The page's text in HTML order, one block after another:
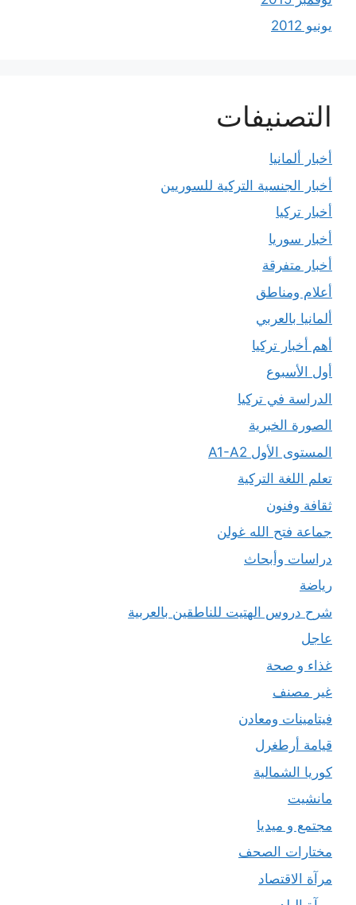
يونيو 2012
التصنيفات
أخبار ألمانيا
أخبار الجنسية التركية للسوريين
أخبار تركيا
أخبار سوريا
أخبار متفرقة
أعلام ومناطق
ألمانيا بالعربي
أهم أخبار تركيا
أول الأسبوع
الدراسة في تركيا
الصورة الخبرية
المستوى الأول A1-A2
تعلم اللغة التركية
ثقافة وفنون
جماعة فتح الله غولن
دراسات وأبحاث
رياضة
شرح دروس الهتيت للناطقين بالعربية
عاجل
غذاء و صحة
غير مصنف
فيتامينات ومعادن
قيامة أرطغرل
كوريا الشمالية
مانشيت
مجتمع و ميديا
مختارات الصحف
مرآة الاقتصاد